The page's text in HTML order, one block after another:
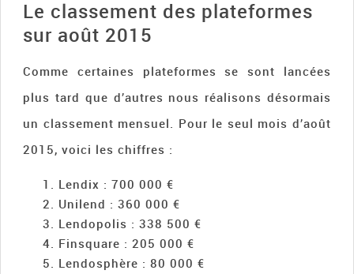
Le classement des plateformes
sur août 2015
Comme certaines plateformes se sont lancées
plus tard que d’autres nous réalisons désormais
un classement mensuel. Pour le seul mois d’août
2015, voici les chiffres :
Lendix : 700 000 €
Unilend : 360 000 €
Lendopolis : 338 500 €
Finsquare : 205 000 €
Lendosphère : 80 000 €